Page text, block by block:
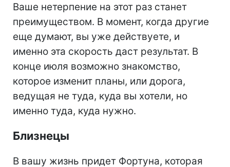
Ваше нетерпение на этот раз станет
преимуществом. В момент, когда другие
еще думают, вы уже действуете, и
именно эта скорость даст результат. В
конце июля возможно знакомство,
которое изменит планы, или дорога,
ведущая не туда, куда вы хотели, но
именно туда, куда нужно.
Близнецы
В вашу жизнь придет Фортуна, которая